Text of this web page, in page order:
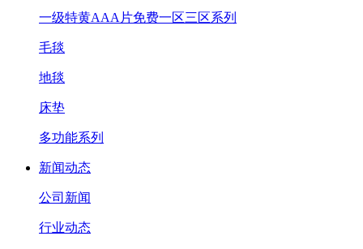
一级特黄AAA片免费一区三区系列
毛毯
地毯
床垫
多功能系列
新闻动态
公司新闻
行业动态